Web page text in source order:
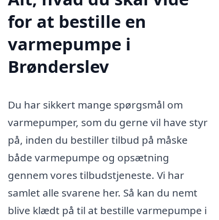
for at bestille en
varmepumpe i
Brønderslev
Du har sikkert mange spørgsmål om
varmepumper, som du gerne vil have styr
på, inden du bestiller tilbud på måske
både varmepumpe og opsætning
gennem vores tilbudstjeneste. Vi har
samlet alle svarene her. Så kan du nemt
blive klædt på til at bestille varmepumpe i